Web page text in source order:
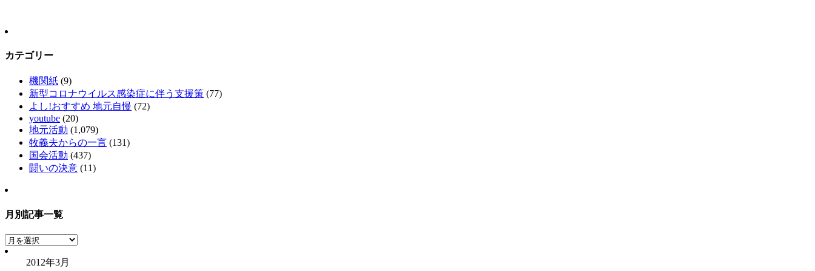
カテゴリー
機関紙 (9)
新型コロナウイルス感染症に伴う支援策 (77)
よし!おすすめ 地元自慢 (72)
youtube (20)
地元活動 (1,079)
牧義夫からの一言 (131)
国会活動 (437)
闘いの決意 (11)
月別記事一覧
月
別
2012年3月